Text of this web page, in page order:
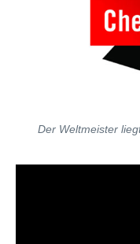
Der Weltmeister